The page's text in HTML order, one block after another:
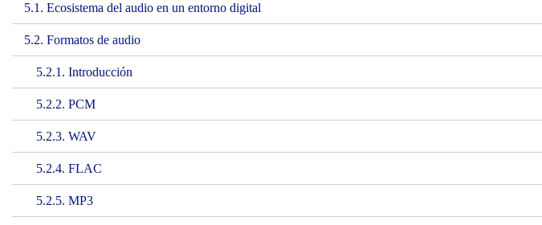
5.1. Ecosistema del audio en un entorno digital
5.2. Formatos de audio
5.2.1. Introducción
5.2.2. PCM
5.2.3. WAV
5.2.4. FLAC
5.2.5. MP3